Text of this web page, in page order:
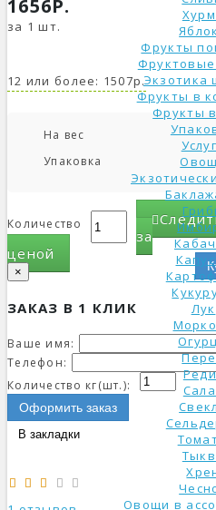
Фрукты
Экзотика
Фрукты в
Фрукты
Лук
Овощи в
1656Р.
за 1 шт.
12 или более: 1507р.
На вес
Упаковка
Количество
за
ценой
×
ЗАКАЗ В 1 КЛИК
Ваше имя:
Телефон:
Количество кг(шт.):
Оформить заказ
В закладки